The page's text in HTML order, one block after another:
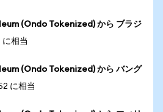
(Ondo Tokenized) から ブラジ
に相当
(Ondo Tokenized) から バング
に相当